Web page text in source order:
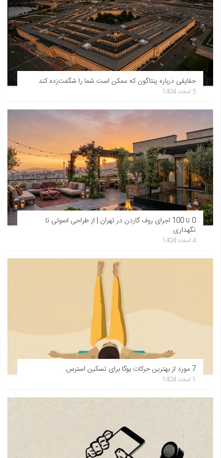
حقایقی درباره پنتاگون که ممکن است شما را شگفت‌زده کند
5 اسفند 1404
0 تا 100 اجرای روف گاردن در تهران | از طراحی اصولی تا
نگهداری
4 اسفند 1404
7 مورد از بهترین حرکات یوگا برای تسکین استرس
1 اسفند 1404